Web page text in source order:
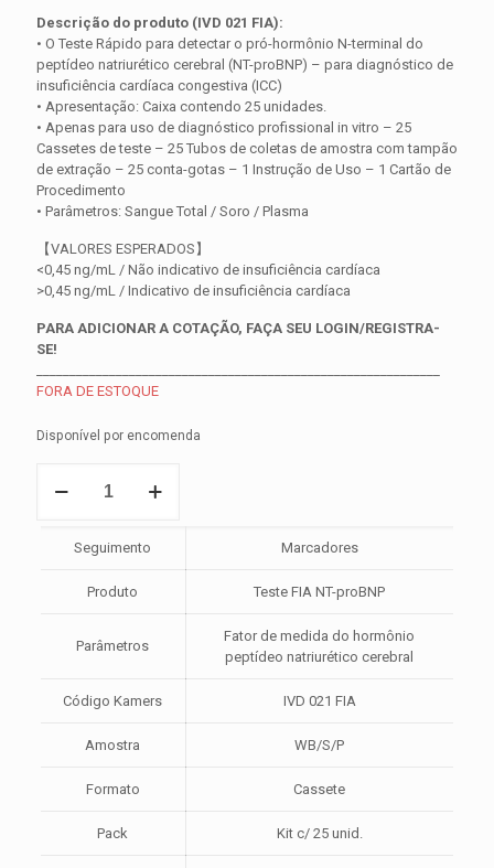
Descrição do produto (IVD 021 FIA):
• O Teste Rápido para detectar o pró-hormônio N-terminal do
peptídeo natriurético cerebral (NT-proBNP) – para diagnóstico de
insuficiência cardíaca congestiva (ICC)
• Apresentação: Caixa contendo 25 unidades.
• Apenas para uso de diagnóstico profissional in vitro – 25
Cassetes de teste – 25 Tubos de coletas de amostra com tampão
de extração – 25 conta-gotas – 1 Instrução de Uso – 1 Cartão de
Procedimento
• Parâmetros: Sangue Total / Soro / Plasma
【VALORES ESPERADOS】
<0,45 ng/mL / Não indicativo de insuficiência cardíaca
>0,45 ng/mL / Indicativo de insuficiência cardíaca
PARA ADICIONAR A COTAÇÃO, FAÇA SEU LOGIN/REGISTRA-
SE!
FORA DE ESTOQUE
Disponível por encomenda
FIA
(peptídeo
cerebral)
Seguimento Marcadores
Produto Teste FIA NT-proBNP
Parâmetros
Fator de medida do hormônio
peptídeo natriurético cerebral
Código Kamers IVD 021 FIA
Amostra WB/S/P
Formato Cassete
Pack Kit c/ 25 unid.